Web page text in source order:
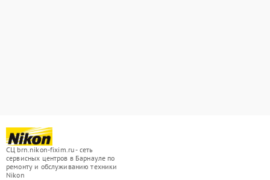
СЦ brn.nikon-fixim.ru - сеть
сервисных центров в Барнауле по
ремонту и обслуживанию техники
Nikon